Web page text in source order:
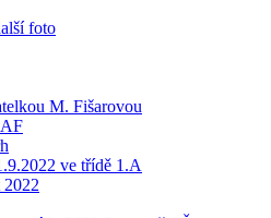
foto
M. Fišarovou
ve třídě 1.A
2022